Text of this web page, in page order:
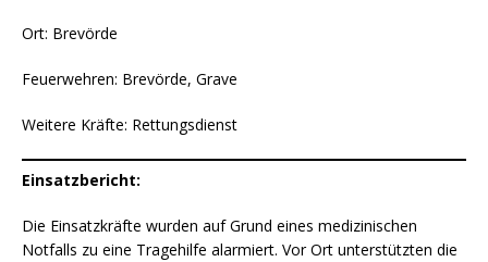
Ort: Brevörde
Feuerwehren: Brevörde, Grave
Weitere Kräfte: Rettungsdienst
Einsatzbericht:
Die Einsatzkräfte wurden auf Grund eines medizinischen
Notfalls zu eine Tragehilfe alarmiert. Vor Ort unterstützten die